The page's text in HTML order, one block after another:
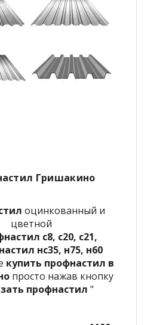
Гришакино
оцинкованный и
цветной
с8, с20, с21,
нс35, н75, н60
купить профнастил в
просто нажав кнопку
профнастил "